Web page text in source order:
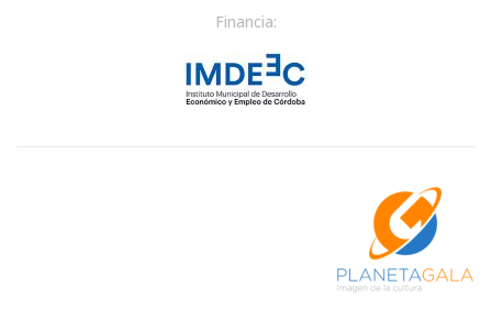
Financia: